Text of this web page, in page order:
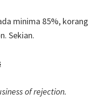
minima 85%, korang
Sekian.
of rejection.